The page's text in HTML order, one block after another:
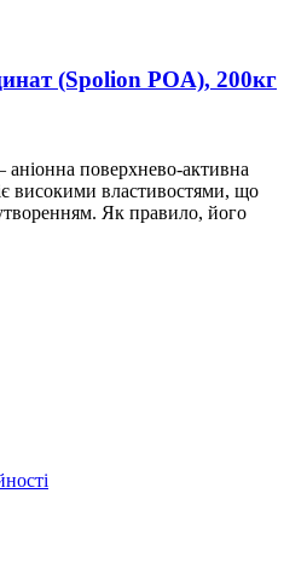
(Spolion POA), 200кг
аніонна поверхнево-активна
високими властивостями, що
Як правило, його